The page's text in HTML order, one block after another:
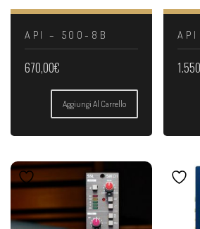
API – 500-8B
670,00€
Aggiungi Al Carrello